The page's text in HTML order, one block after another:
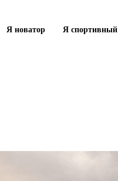
Я новатор Я спортивный